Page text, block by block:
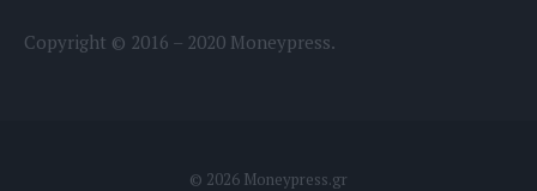
Copyright © 2016 – 2020 Moneypress.
© 2026 Moneypress.gr